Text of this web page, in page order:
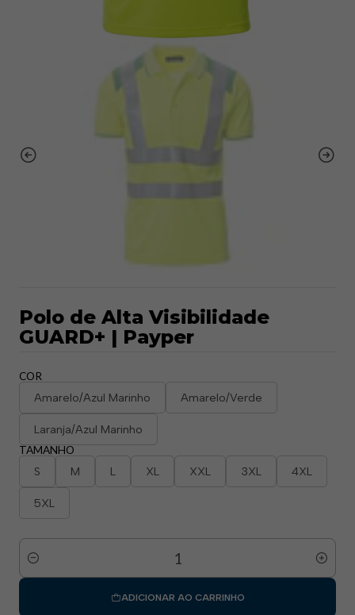
Polo de Alta Visibilidade
GUARD+ | Payper​
COR
Amarelo/Azul Marinho Amarelo/Verde
Laranja/Azul Marinho
TAMANHO
S M L XL XXL 3XL 4XL
5XL
Quantidade
ADICIONAR AO CARRINHO